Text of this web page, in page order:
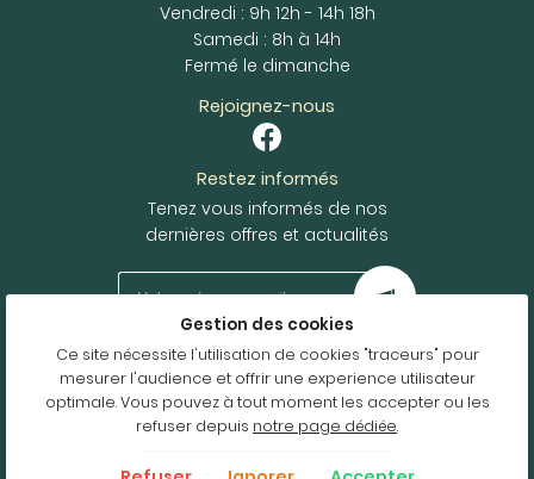
Vendredi : 9h 12h - 14h 18h
Samedi : 8h à 14h
Fermé le dimanche
Rejoignez-nous
Restez informés
Tenez vous informés de nos
dernières offres et actualités
Mentions Légales
Conditions générales d'utilisation
Politique de confidentialité
Gestion des cookies
Ce site nécessite l'utilisation de cookies "traceurs" pour
mesurer l'audience et offrir une experience utilisateur
optimale. Vous pouvez à tout moment les accepter ou les
refuser depuis notre page dédiée.